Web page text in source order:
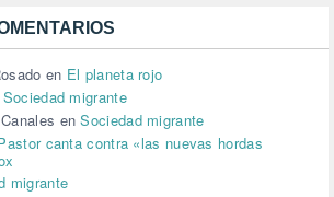
(223)
en El planeta rojo
Sociedad migrante
enSociedad migrante
canta contra «las nuevas hordas
migrante